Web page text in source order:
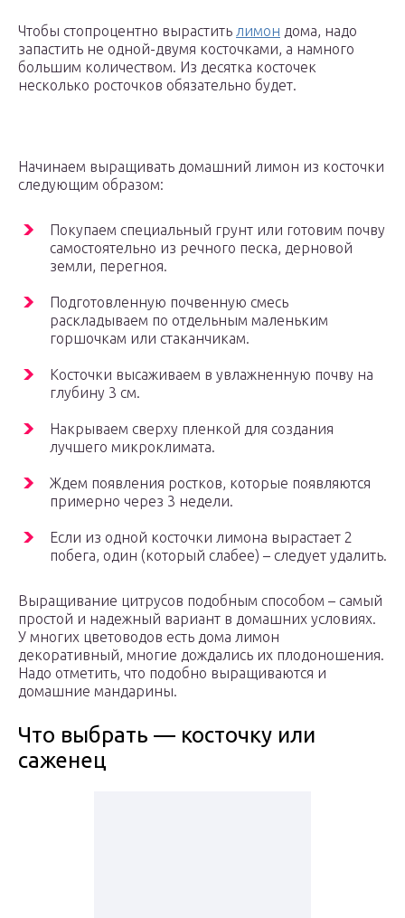
Чтобы стопроцентно вырастить лимон дома, надо
запастить не одной-двумя косточками, а намного
большим количеством. Из десятка косточек
несколько росточков обязательно будет.
Начинаем выращивать домашний лимон из косточки
следующим образом:
Покупаем специальный грунт или готовим почву
самостоятельно из речного песка, дерновой
земли, перегноя.
Подготовленную почвенную смесь
раскладываем по отдельным маленьким
горшочкам или стаканчикам.
Косточки высаживаем в увлажненную почву на
глубину 3 см.
Накрываем сверху пленкой для создания
лучшего микроклимата.
Ждем появления ростков, которые появляются
примерно через 3 недели.
Если из одной косточки лимона вырастает 2
побега, один (который слабее) – следует удалить.
Выращивание цитрусов подобным способом – самый
простой и надежный вариант в домашних условиях.
У многих цветоводов есть дома лимон
декоративный, многие дождались их плодоношения.
Надо отметить, что подобно выращиваются и
домашние мандарины.
Что выбрать — косточку или
саженец